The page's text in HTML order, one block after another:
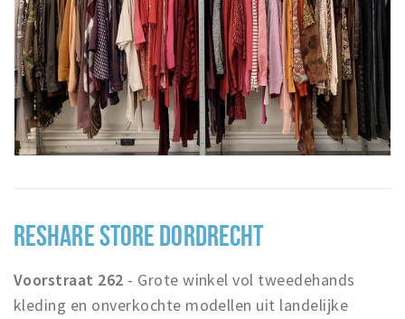
RESHARE STORE DORDRECHT
Voorstraat 262 - Grote winkel vol tweedehands
kleding en onverkochte modellen uit landelijke